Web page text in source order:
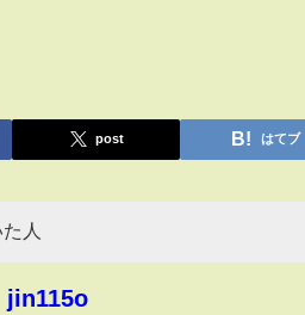
post はてブ
人
jin115o